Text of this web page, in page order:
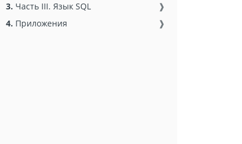
3. Часть III. Язык SQL
❱
4. Приложения ❱